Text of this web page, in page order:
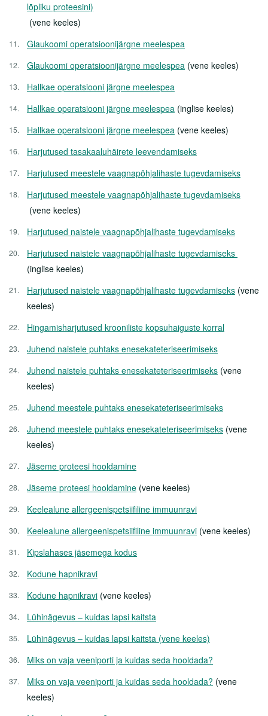
Patsiendi infomaterjalid
Üldine Info
Haigused
Protseduurid
Uuringud
Enesehooldusest
Doonorlus
Tasulised teenused
Sõeluuringud
Tervisepaketid
Ukraina sõjapõgenikele
Abiks lahkunu omastele
Partnerile
Karjäär
Haiglast
Kontakt
lõpliku proteesini)
(vene keeles)
Glaukoomi operatsioonijärgne meelespea
Glaukoomi operatsioonijärgne meelespea (vene keeles)
Hallkae operatsiooni järgne meelespea
Hallkae operatsiooni järgne meelespea (inglise keeles)
Hallkae operatsiooni järgne meelespea (vene keeles)
Harjutused tasakaaluhäirete leevendamiseks
Harjutused meestele vaagnapõhjalihaste tugevdamiseks
Harjutused meestele vaagnapõhjalihaste tugevdamiseks
(vene keeles)
Harjutused naistele vaagnapõhjalihaste tugevdamiseks
Harjutused naistele vaagnapõhjalihaste tugevdamiseks
(inglise keeles)
Harjutused naistele vaagnapõhjalihaste tugevdamiseks (vene
keeles)
Hingamisharjutused krooniliste kopsuhaiguste korral
Juhend naistele puhtaks enesekateteriseerimiseks
Juhend naistele puhtaks enesekateteriseerimiseks (vene
keeles)
Juhend meestele puhtaks enesekateteriseerimiseks
Juhend meestele puhtaks enesekateteriseerimiseks (vene
keeles)
Jäseme proteesi hooldamine
Jäseme proteesi hooldamine (vene keeles)
Keelealune allergeenispetsiifiline immuunravi
Keelealune allergeenispetsiifiline immuunravi (vene keeles)
Kipslahases jäsemega kodus
Kodune hapnikravi
Kodune hapnikravi (vene keeles)
Lühinägevus – kuidas lapsi kaitsta
Lühinägevus – kuidas lapsi kaitsta (vene keeles)
Miks on vaja veeniporti ja kuidas seda hooldada?
Miks on vaja veeniporti ja kuidas seda hooldada? (vene
keeles)